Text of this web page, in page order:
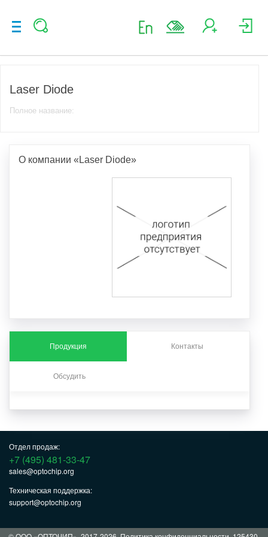
Laser Diode
Полное название:
О компании «Laser Diode»
Продукция Контакты
Обсудить
Отдел продаж:
+7 (495) 481-33-47
sales@optochip.org
Техническая поддержка:
support@optochip.org